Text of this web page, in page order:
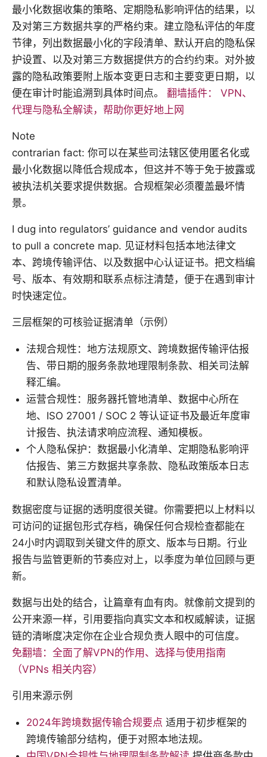
最小化数据收集的策略、定期隐私影响评估的结果，以
及对第三方数据共享的严格约束。建立隐私评估的年度
节律，列出数据最小化的字段清单、默认开启的隐私保
护设置、以及对第三方数据提供方的合约约束。对外披
露的隐私政策要附上版本变更日志和主要变更日期，以
便在审计时能追溯到具体时间点。 翻墙插件： VPN、
代理与隐私全解读，帮助你更好地上网
Note
contrarian fact: 你可以在某些司法辖区使用匿名化或
最小化数据以降低合规成本，但这并不等于免于披露或
被执法机关要求提供数据。合规框架必须覆盖最坏情
景。
I dug into regulators’ guidance and vendor audits
to pull a concrete map. 见证材料包括本地法律文
本、跨境传输评估、以及数据中心认证证书。把文档编
号、版本、有效期和联系点标注清楚，便于在遇到审计
时快速定位。
三层框架的可核验证据清单（示例）
法规合规性：地方法规原文、跨境数据传输评估报
告、带日期的服务条款地理限制条款、相关司法解
释汇编。
运营合规性：服务器托管地清单、数据中心所在
地、ISO 27001 / SOC 2 等认证证书及最近年度审
计报告、执法请求响应流程、通知模板。
个人隐私保护：数据最小化清单、定期隐私影响评
估报告、第三方数据共享条款、隐私政策版本日志
和默认隐私设置清单。
数据密度与证据的透明度很关键。你需要把以上材料以
可访问的证据包形式存档，确保任何合规检查都能在
24小时内调取到关键文件的原文、版本与日期。行业
报告与监管更新的节奏应对上，以季度为单位回顾与更
新。
数据与出处的结合，让篇章有血有肉。就像前文提到的
公开来源一样，引用要指向真实文本和权威解读，证据
链的清晰度决定你在企业合规负责人眼中的可信度。
免翻墙：全面了解VPN的作用、选择与使用指南
（VPNs 相关内容）
引用来源示例
2024年跨境数据传输合规要点 适用于初步框架的
跨境传输部分结构，便于对照本地法规。